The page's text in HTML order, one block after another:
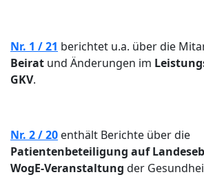
Nr. 1 / 21 berichtet u.a. über die
Beirat und Änderungen im
GKV.
Nr. 2 / 20 enthält Berichte über die
Patientenbeteiligung auf
WogE-Veranstaltung der